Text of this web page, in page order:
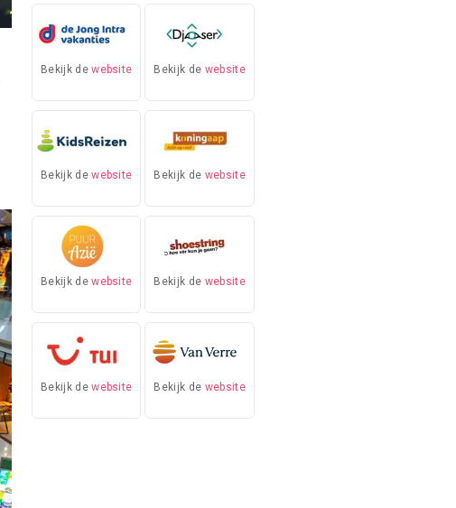
Bekijk dewebsite Bekijk de website
Bekijk dewebsite Bekijk de website
Bekijk dewebsite Bekijk de website
Bekijk dewebsite Bekijk de website